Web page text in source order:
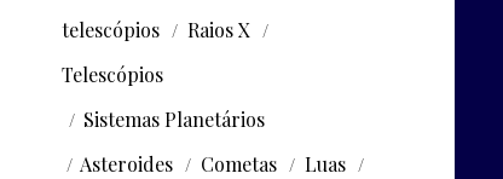
telescópios
Raios X
Telescópios
Sistemas Planetários
Asteroides
Cometas
Luas